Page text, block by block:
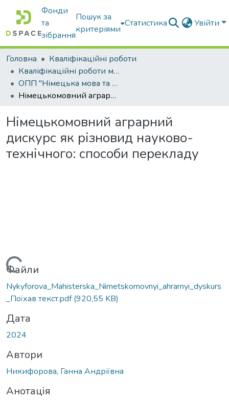
Фонди
та
зібрання
Пошук за
критеріями
Статистика Увійти
Головна
Кваліфікаційні роботи
Кваліфікаційні роботи магістрів
ОПП "Німецька мова та друга іноземна мова"
Німецькомовний аграрний дискурс як різновид науково-технічного: способи перекладу
Німецькомовний аграрний
дискурс як різновид науково-
технічного: способи перекладу
Файли
Nykyforova_Mahisterska_Nimetskomovnyi_ahrarnyi_dyskurs
_Поїхав текст.pdf(920,55 KB)
Дата
2024
Автори
Никифорова, Ганна Андріївна
Анотація